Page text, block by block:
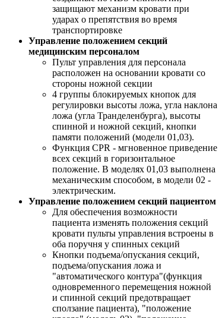
защищают механизм кровати при
ударах о препятствия во время
транспортировке
Управление положением секций
медицинским персоналом
Пульт управления для персонала
расположен на основании кровати со
стороны ножной секции
4 группы блокируемых кнопок для
регулировки высоты ложа, угла наклона
ложа (угла Транделенбурга), высоты
спинной и ножной секций, кнопки
памяти положений (модели 01,03).
Функция CPR - мгновенное приведение
всех секций в горизонтальное
положение. В моделях 01,03 выполнена
механическим способом, в модели 02 -
электрическим.
Управление положением секций пациентом
Для обеспечения возможности
пациента изменять положения секций
кровати пульты управления встроены в
оба поручня у спинных секций
Кнопки подъема/опускания секций,
подъема/опускания ложа и
"автоматического контура"(функция
одновременного перемещения ножной
и спинной секций предотвращает
сползание пациента), "положение